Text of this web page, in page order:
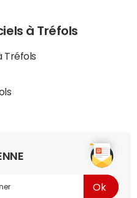
à Tréfols
Tréfols